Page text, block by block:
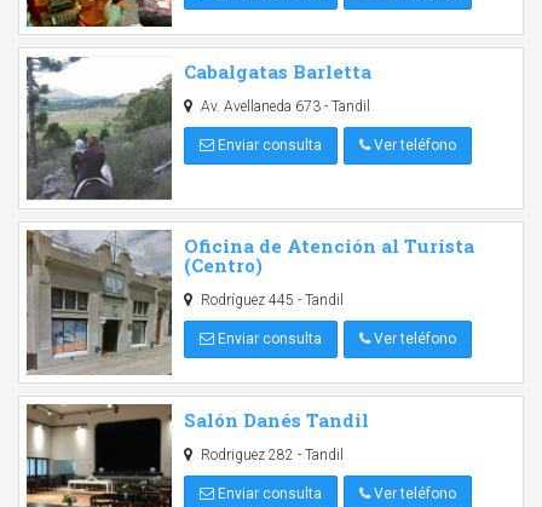
Cabalgatas Barletta
Av. Avellaneda 673 - Tandil
Enviar consulta Ver teléfono
Oficina de Atención al Turista
(Centro)
Rodríguez 445 - Tandil
Enviar consulta Ver teléfono
Salón Danés Tandil
Rodriguez 282 - Tandil
Enviar consulta Ver teléfono